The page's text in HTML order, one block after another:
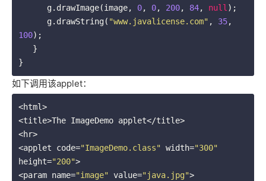
      g.drawImage(image,
0, 0, 200, 84, null );
      g.drawString(
"www.javalicense.com" , 35
100);
如下调用该applet：
<html>
<title>The ImageDemo applet</title>
<hr>
<applet code="ImageDemo.class" width="300"
height="200">
<param name="image" value="java.jpg">